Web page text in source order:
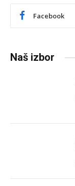
Facebook
Naš izbor